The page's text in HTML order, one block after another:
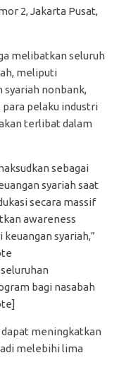
2, Jakarta Pusat,
melibatkan seluruh
meliputi
syariah nonbank,
para pelaku industri
terlibat dalam
sebagai
syariah saat
secara massif
awareness
syariah,”
bagi nasabah
dapat meningkatkan
melebihi lima